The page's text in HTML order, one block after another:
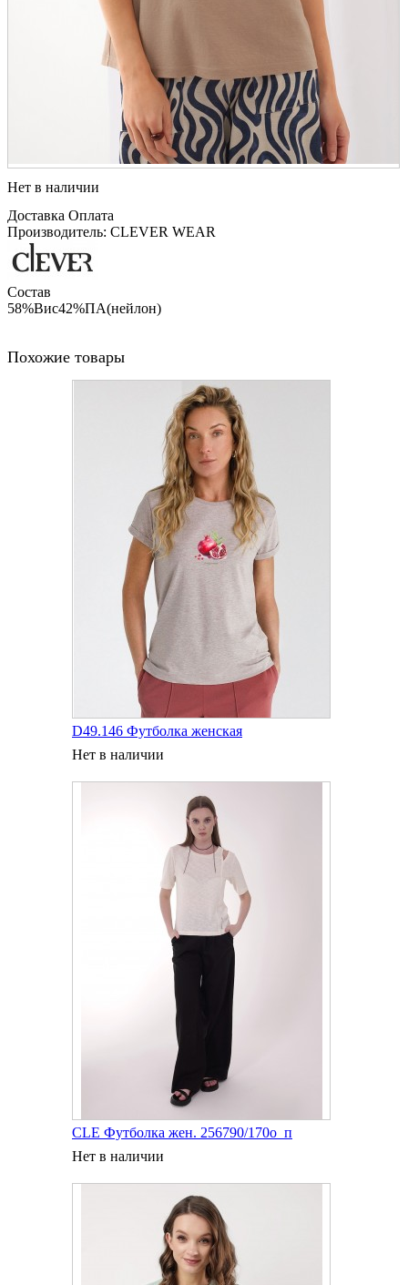
Нет в наличии
Доставка Оплата
Производитель: CLEVER WEAR
Состав
58%Вис42%ПА(нейлон)
Похожие товары
D49.146 Футболка женская
Нет в наличии
CLE Футболка жен. 256790/170о_п
Нет в наличии